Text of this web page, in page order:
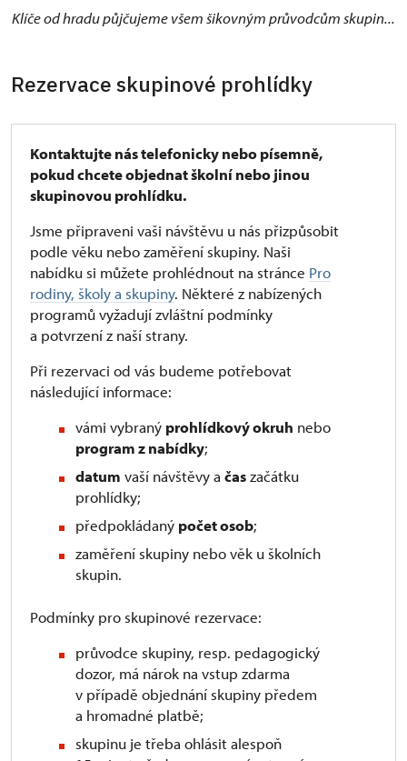
Klíče od hradu půjčujeme všem šikovným průvodcům skupin...
Rezervace skupinové prohlídky
Kontaktujte nás telefonicky nebo písemně,
pokud chcete objednat školní nebo jinou
skupinovou prohlídku.
Jsme připraveni vaši návštěvu u nás přizpůsobit
podle věku nebo zaměření skupiny. Naši
nabídku si můžete prohlédnout na stránce Pro
rodiny, školy a skupiny. Některé z nabízených
programů vyžadují zvláštní podmínky
a potvrzení z naší strany.
Při rezervaci od vás budeme potřebovat
následující informace:
vámi vybraný prohlídkový okruh nebo
program z nabídky;
datum vaší návštěvy a časzačátku
prohlídky;
předpokládaný počet osob;
zaměření skupiny nebo věk u školních
skupin.
Podmínky pro skupinové rezervace:
průvodce skupiny, resp. pedagogický
dozor, má nárok na vstup zdarma
v případě objednání skupiny předem
a hromadné platbě;
skupinu je třeba ohlásit alespoň